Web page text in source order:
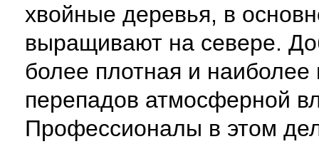
хвойные деревья, в
выращивают на севере.
более плотная и
перепадов атмосферной
Профессионалы в этом